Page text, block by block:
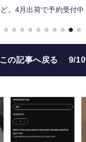
ど。4月出荷で予約受付中
この記事へ戻る 9/10